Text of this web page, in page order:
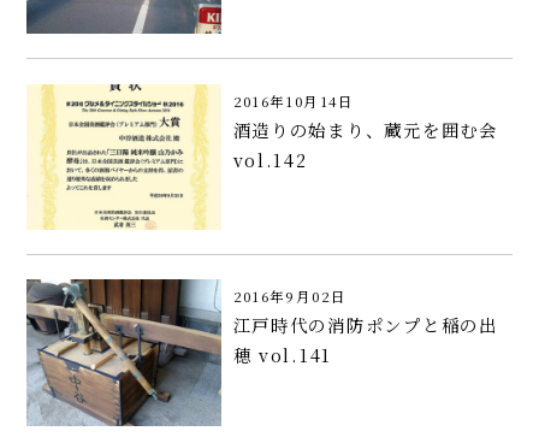
2016年10月14日
酒造りの始まり、蔵元を囲む会
vol.142
2016年9月02日
江戸時代の消防ポンプと稲の出
穂 vol.141